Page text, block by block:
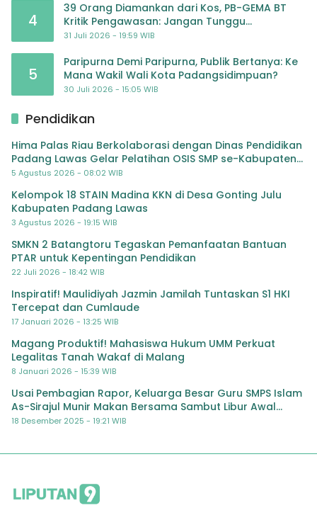
4
39 Orang Diamankan dari Kos, PB-GEMA BT
Kritik Pengawasan: Jangan Tunggu
Masyarakat Bergerak Baru Negara Bertindak
31 Juli 2026 - 19:59 WIB
5
Paripurna Demi Paripurna, Publik Bertanya: Ke
Mana Wakil Wali Kota Padangsidimpuan?
30 Juli 2026 - 15:05 WIB
Pendidikan
Hima Palas Riau Berkolaborasi dengan Dinas Pendidikan
Padang Lawas Gelar Pelatihan OSIS SMP se-Kabupaten
Padang Lawas
5 Agustus 2026 - 08:02 WIB
Kelompok 18 STAIN Madina KKN di Desa Gonting Julu
Kabupaten Padang Lawas
3 Agustus 2026 - 19:15 WIB
SMKN 2 Batangtoru Tegaskan Pemanfaatan Bantuan
PTAR untuk Kepentingan Pendidikan
22 Juli 2026 - 18:42 WIB
Inspiratif! Maulidiyah Jazmin Jamilah Tuntaskan S1 HKI
Tercepat dan Cumlaude
17 Januari 2026 - 13:25 WIB
Magang Produktif! Mahasiswa Hukum UMM Perkuat
Legalitas Tanah Wakaf di Malang
8 Januari 2026 - 15:39 WIB
Usai Pembagian Rapor, Keluarga Besar Guru SMPS Islam
As-Sirajul Munir Makan Bersama Sambut Libur Awal
Semester
18 Desember 2025 - 19:21 WIB